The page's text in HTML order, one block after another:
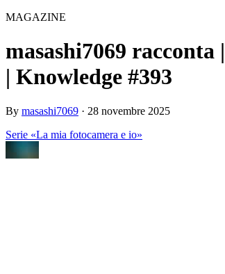
MAGAZINE
masashi7069
| Knowledge #393
By masashi7069 · 28 novembre 2025
Serie «La mia fotocamera e io»